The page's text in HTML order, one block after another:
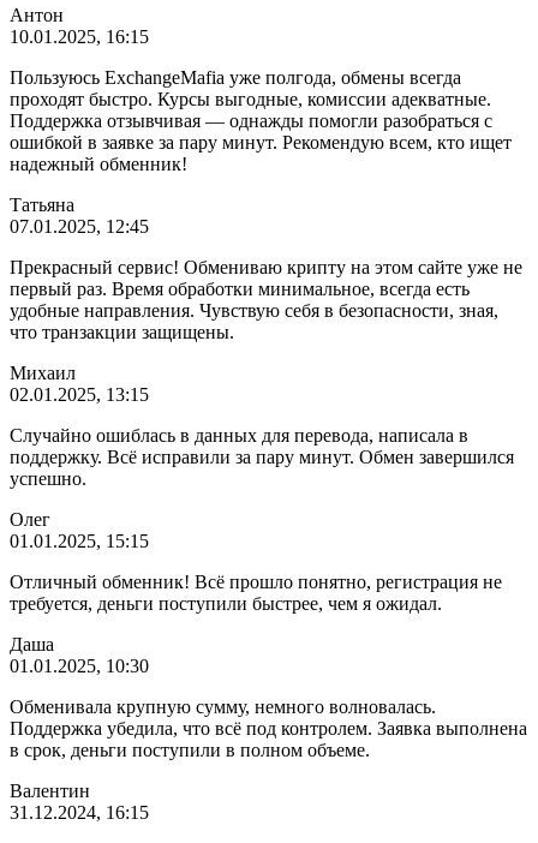
Антон
10.01.2025, 16:15
Пользуюсь ExchangeMafia уже полгода, обмены всегда
проходят быстро. Курсы выгодные, комиссии адекватные.
Поддержка отзывчивая — однажды помогли разобраться с
ошибкой в заявке за пару минут. Рекомендую всем, кто ищет
надежный обменник!
Татьяна
07.01.2025, 12:45
Прекрасный сервис! Обмениваю крипту на этом сайте уже не
первый раз. Время обработки минимальное, всегда есть
удобные направления. Чувствую себя в безопасности, зная,
что транзакции защищены.
Михаил
02.01.2025, 13:15
Случайно ошиблась в данных для перевода, написала в
поддержку. Всё исправили за пару минут. Обмен завершился
успешно.
Олег
01.01.2025, 15:15
Отличный обменник! Всё прошло понятно, регистрация не
требуется, деньги поступили быстрее, чем я ожидал.
Даша
01.01.2025, 10:30
Обменивала крупную сумму, немного волновалась.
Поддержка убедила, что всё под контролем. Заявка выполнена
в срок, деньги поступили в полном объеме.
Валентин
31.12.2024, 16:15